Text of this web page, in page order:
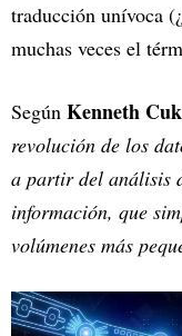
traducción unívoca
muchas veces el
Según Kenneth
revolución de los
a partir del análisis
información, que
volúmenes más